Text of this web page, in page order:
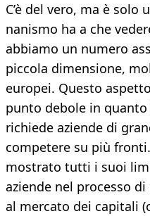
C’è del vero, ma è
nanismo ha a che
abbiamo un numero
piccola dimensione,
europei. Questo
punto debole in quanto
richiede aziende di
competere su più
mostrato tutti i suoi
aziende nel processo
al mercato dei capitali